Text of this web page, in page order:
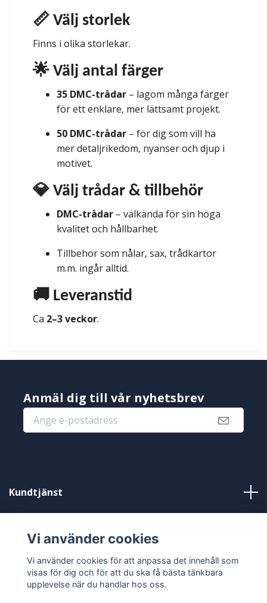
📏 Välj storlek
Finns i olika storlekar.
🌟 Välj antal färger
35 DMC-trådar – lagom många färger
för ett enklare, mer lättsamt projekt.
50 DMC-trådar – för dig som vill ha
mer detaljrikedom, nyanser och djup i
motivet.
💎 Välj trådar & tillbehör
DMC-trådar – välkända för sin höga
kvalitet och hållbarhet.
Tillbehör som nålar, sax, trådkartor
m.m. ingår alltid.
🚚 Leveranstid
Ca 2–3 veckor.
Anmäl dig till vår nyhetsbrev
Kundtjänst
Sociala medier
Vi använder cookies
Vi använder cookies för att anpassa det innehåll som
visas för dig och för att du ska få bästa tänkbara
upplevelse när du handlar hos oss.